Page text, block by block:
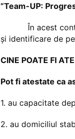
”Team-UP:
În acest context.
și identificare de
CINE POATE FI
Pot fi atestate ca
1. au capacitate
2. au domiciliul